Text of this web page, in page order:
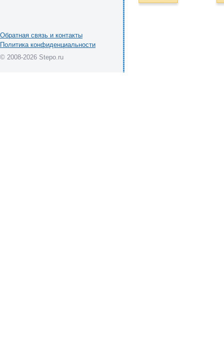
Обратная связь и контакты
Политика конфиденциальности
© 2008-2026 Stepo.ru